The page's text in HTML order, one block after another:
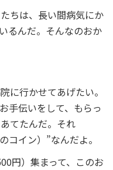
ちは、長い間病気にか
るんだ。そんなのおか
に行かせてあげたい。
手伝いをして、もらっ
てたんだ。それ
コイン）”なんだよ。
円）集まって、このお